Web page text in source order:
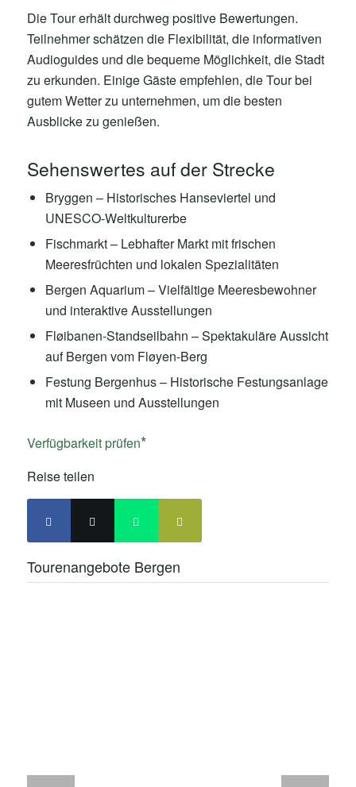
Die Tour erhält durchweg positive Bewertungen.
Teilnehmer schätzen die Flexibilität, die informativen
Audioguides und die bequeme Möglichkeit, die Stadt
zu erkunden. Einige Gäste empfehlen, die Tour bei
gutem Wetter zu unternehmen, um die besten
Ausblicke zu genießen.
Sehenswertes auf der Strecke
Bryggen – Historisches Hanseviertel und
UNESCO-Weltkulturerbe
Fischmarkt – Lebhafter Markt mit frischen
Meeresfrüchten und lokalen Spezialitäten
Bergen Aquarium – Vielfältige Meeresbewohner
und interaktive Ausstellungen
Fløibanen-Standseilbahn – Spektakuläre Aussicht
auf Bergen vom Fløyen-Berg
Festung Bergenhus – Historische Festungsanlage
mit Museen und Ausstellungen
Verfügbarkeit prüfen
Reise teilen
Tourenangebote Bergen